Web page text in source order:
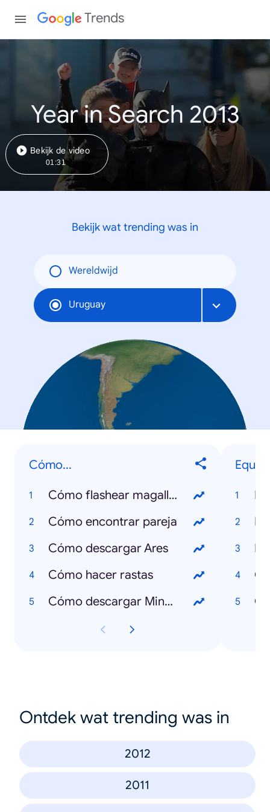
Trends
Year in Search 2013
Bekijk de video
01:31
Bekijk wat trending was in
Wereldwijd
Uruguay
Cómo...
Cómo flashear magallanes
Cómo encontrar pareja
Cómo descargar Ares
Cómo hacer rastas
Cómo descargar Minecraft
Ontdek wat trending was in
2012
2011